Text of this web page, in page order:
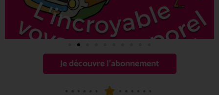
Je découvre l'abonnement